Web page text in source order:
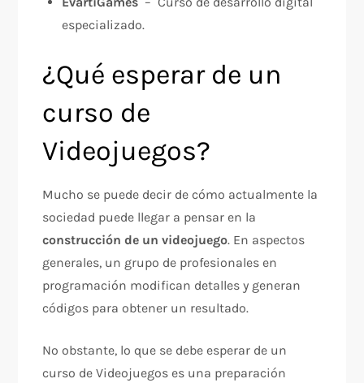
especializado.
¿Qué esperar de un
curso de
Videojuegos?
Mucho se puede decir de cómo actualmente la
sociedad puede llegar a pensar en la
construcción de un videojuego. En aspectos
generales, un grupo de profesionales en
programación modifican detalles y generan
códigos para obtener un resultado.
No obstante, lo que se debe esperar de un
curso de Videojuegos es una preparación